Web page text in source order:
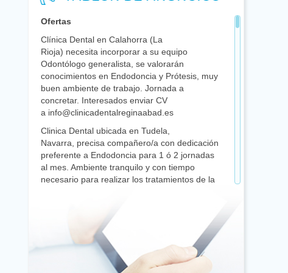
Ofertas
Clínica Dental en Calahorra (La
Rioja) necesita incorporar a su equipo
Odontólogo generalista, se valorarán
conocimientos en Endodoncia y Prótesis, muy
buen ambiente de trabajo. Jornada a
concretar. Interesados enviar CV
a info@clinicadentalreginaabad.es
Clinica Dental ubicada en Tudela,
Navarra, precisa compañero/a con dedicación
preferente a Endodoncia para 1 ó 2 jornadas
al mes. Ambiente tranquilo y con tiempo
necesario para realizar los tratamientos de la
Clínica Dental en Zaragoza precisa
Odontólogo/a generalista por ampliación de
plantilla. Se ofrece contrato a jornada
completa. NO es imprescindible experiencia
previa. Interesados enviar CV